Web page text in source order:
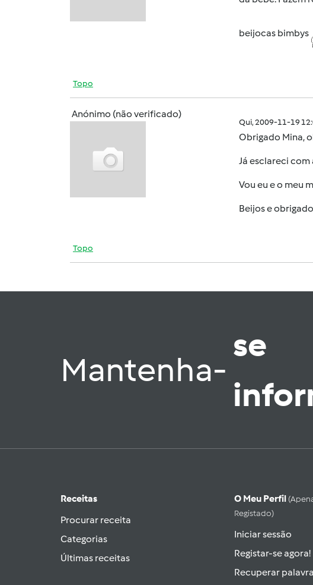
beijocas bimbys
Topo
Anónimo (não verificado)
Qui, 2009-11-19
Obrigado Mina,
Já esclareci com
Vou eu e o meu
Beijos e
Topo
Mantenha-
se
Receitas
Procurar receita
Categorias
Últimas receitas
O Meu Perfil
Registado)
Iniciar sessão
Registar-se agora!
Recuperar